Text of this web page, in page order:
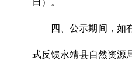
四、公示期间，如
式反馈永靖县自然资源